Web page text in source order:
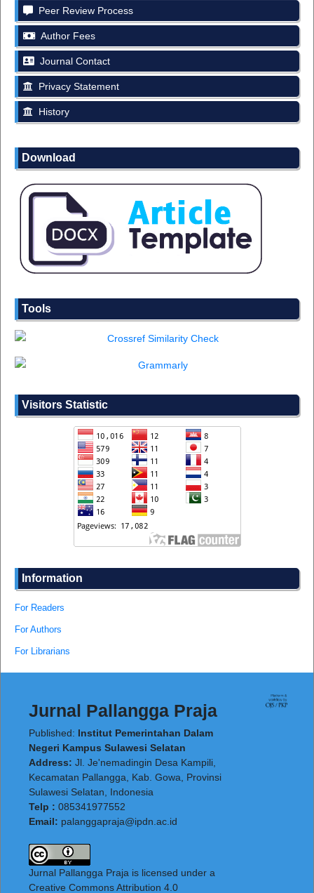
Peer Review Process
Author Fees
Journal Contact
Privacy Statement
History
Download
Tools
Visitors Statistic
Information
For Readers
For Authors
For Librarians
Jurnal Pallangga Praja
Published: Institut Pemerintahan Dalam
Negeri Kampus Sulawesi Selatan
Address: Jl. Je'nemadingin Desa Kampili,
Kecamatan Pallangga, Kab. Gowa, Provinsi
Sulawesi Selatan, Indonesia
Telp : 085341977552
Email: palanggapraja@ipdn.ac.id
Jurnal Pallangga Praja is licensed under a
Creative Commons Attribution 4.0